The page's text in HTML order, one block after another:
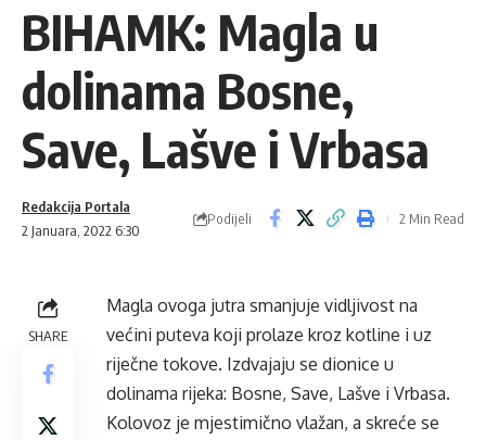
BIHAMK: Magla u
dolinama Bosne,
Save, Lašve i Vrbasa
2 Januara, 2022 6:30
Redakcija Portala
Podijeli 2 Min Read
SHARE
Magla ovoga jutra smanjuje vidljivost na
većini puteva koji prolaze kroz kotline i uz
riječne tokove. Izdvajaju se dionice u
dolinama rijeka: Bosne, Save, Lašve i Vrbasa.
Kolovoz je mjestimično vlažan, a skreće se